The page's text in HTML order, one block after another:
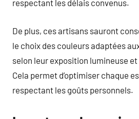
respectant les délais convenus.
De plus, ces artisans sauront
le choix des couleurs adaptées
selon leur exposition lumineuse
Cela permet d’optimiser chaque
respectant les goûts personnels.